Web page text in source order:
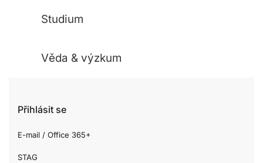
Studium
Věda & výzkum
Přihlásit se
E-mail / Office 365+
STAG